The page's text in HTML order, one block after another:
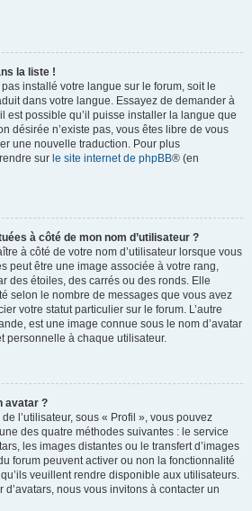
la liste !
installé votre langue sur le forum, soit le
dans votre langue. Essayez de demander à
est possible qu’il puisse installer la langue que
désirée n’existe pas, vous êtes libre de vous
une nouvelle traduction. Pour plus
sur le site internet de phpBB® (en
à côté de mon nom d’utilisateur ?
à côté de votre nom d’utilisateur lorsque vous
peut être une image associée à votre rang,
des étoiles, des carrés ou des ronds. Elle
selon le nombre de messages que vous avez
votre statut particulier sur le forum. L’autre
est une image connue sous le nom d’avatar
personnelle à chaque utilisateur.
avatar ?
l’utilisateur, sous « Profil », vous pouvez
des quatre méthodes suivantes : le service
les images distantes ou le transfert d’images
forum peuvent activer ou non la fonctionnalité
veuillent rendre disponible aux utilisateurs.
nous vous invitons à contacter un